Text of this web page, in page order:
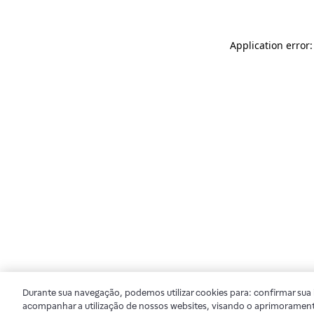
Application
Durante sua navegação, podemos utilizar cookies para: confirmar
acompanhar a utilização de nossos websites, visando o